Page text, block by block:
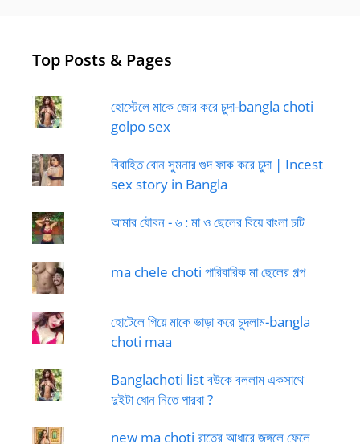
Top Posts & Pages
হোস্টেলে মাকে জোর করে চুদা-bangla choti
golpo sex
বিবাহিত বোন সুমনার গুদ ফাক করে চুদা | Incest
sex story in Bangla
আমার যৌবন - ৬ : মা ও ছেলের বিয়ে বাংলা চটি
ma chele choti পারিবারিক মা ছেলের গল্প
হোটেলে গিয়ে মাকে ভাড়া করে চুদলাম-bangla
choti maa
Banglachoti list বউকে বললাম একসাথে
দুইটা ধোন নিতে পারবা ?
new ma choti রাতের আধারে জঙ্গলে ফেলে